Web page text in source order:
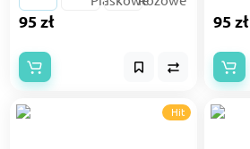
95 zł 95 zł
Hit